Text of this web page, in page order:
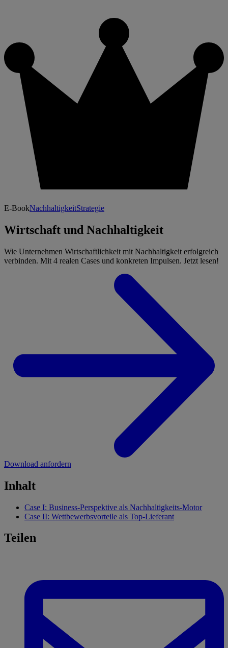
E-BookNachhaltigkeitStrategie
Wirtschaft und Nachhaltigkeit
Wie Unternehmen Wirtschaftlichkeit mit Nachhaltigkeit erfolgreich
verbinden. Mit 4 realen Cases und konkreten Impulsen. Jetzt lesen!
Download anfordern
Inhalt
Case I: Business-Perspektive als Nachhaltigkeits-Motor
Case II: Wettbewerbsvorteile als Top-Lieferant
Teilen